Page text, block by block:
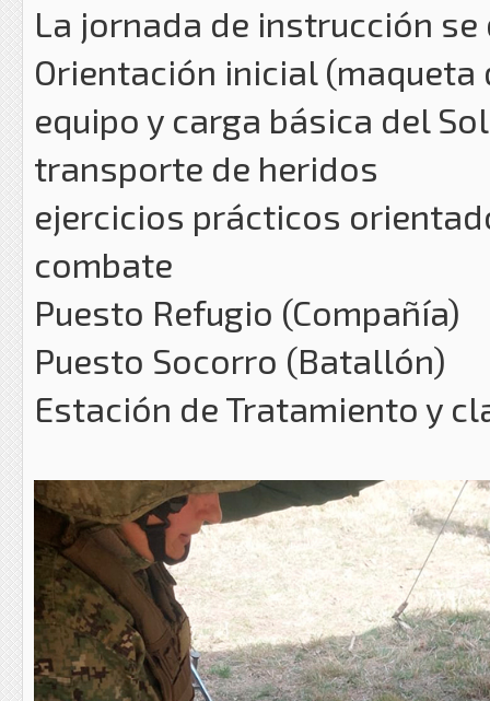
La jornada de instrucción
Orientación inicial (maqueta
equipo y carga básica del
transporte de heridos
ejercicios prácticos
combate
Puesto Refugio (Compañía)
Puesto Socorro (Batallón)
Estación de Tratamiento y